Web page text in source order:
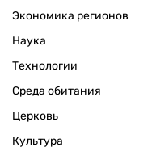
Экономика регионов
Наука
Технологии
Среда обитания
Церковь
Культура